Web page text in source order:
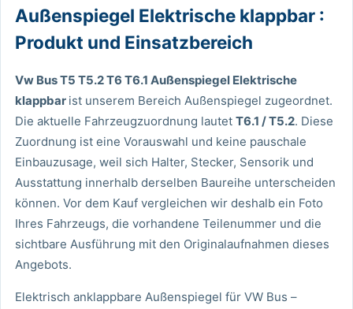
Außenspiegel Elektrische klappbar :
Produkt und Einsatzbereich
Vw Bus T5 T5.2 T6 T6.1 Außenspiegel Elektrische
klappbar ist unserem Bereich Außenspiegel zugeordnet.
Die aktuelle Fahrzeugzuordnung lautet T6.1 / T5.2. Diese
Zuordnung ist eine Vorauswahl und keine pauschale
Einbauzusage, weil sich Halter, Stecker, Sensorik und
Ausstattung innerhalb derselben Baureihe unterscheiden
können. Vor dem Kauf vergleichen wir deshalb ein Foto
Ihres Fahrzeugs, die vorhandene Teilenummer und die
sichtbare Ausführung mit den Originalaufnahmen dieses
Angebots.
Elektrisch anklappbare Außenspiegel für VW Bus –